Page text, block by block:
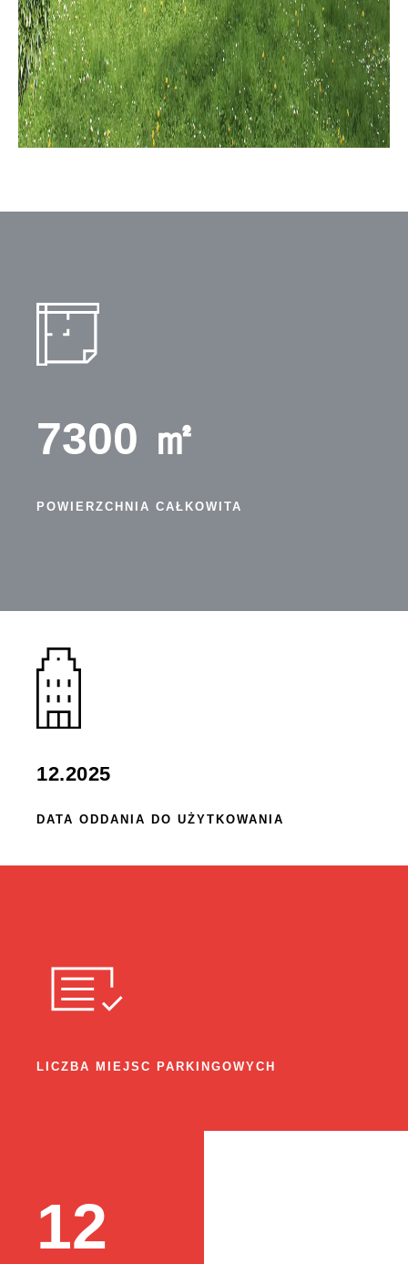
7300 ㎡
POWIERZCHNIA CAŁKOWITA
12.2025
DATA ODDANIA DO UŻYTKOWANIA
LICZBA MIEJSC PARKINGOWYCH
12